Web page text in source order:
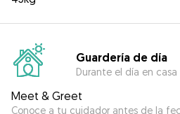
Guardería de día
Durante el día en
Meet & Greet
Conoce a tu cuidador antes de la